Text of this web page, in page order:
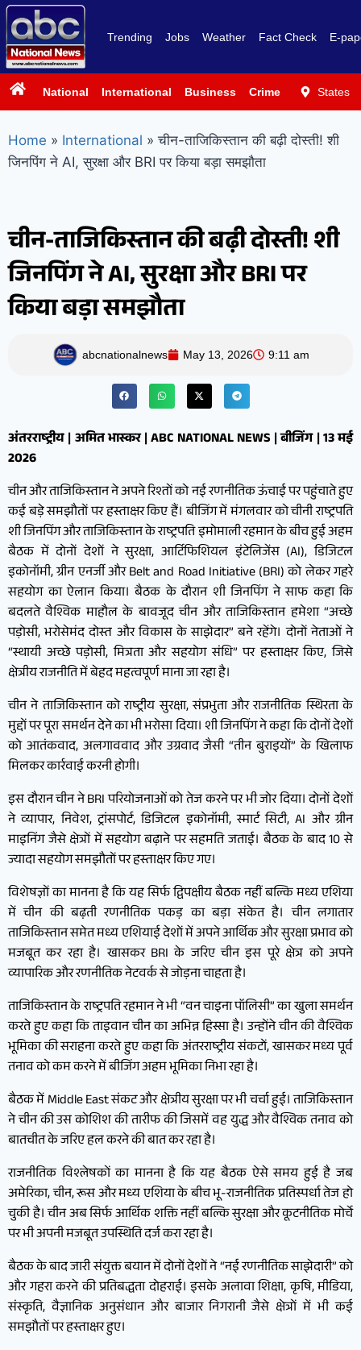
Trending Jobs Weather Fact Check E-
National International Business Crime PoliticsStates
Home » International » चीन-ताजिकिस्तान की बढ़ी दोस्ती! शी
जिनपिंग ने AI, सुरक्षा और BRI पर किया बड़ा समझौता
चीन-ताजिकिस्तान की बढ़ी दोस्ती! शी
जिनपिंग ने AI, सुरक्षा और BRI पर
किया बड़ा समझौता
abcnationalnews May 13, 2026 9:11 am
अंतरराष्ट्रीय | अमित भास्कर | ABC NATIONAL NEWS | बीजिंग | 13 मई
2026
चीन और ताजिकिस्तान ने अपने रिश्तों को नई रणनीतिक ऊंचाई पर पहुंचाते हुए
कई बड़े समझौतों पर हस्ताक्षर किए हैं। बीजिंग में मंगलवार को चीनी राष्ट्रपति
शी जिनपिंग और ताजिकिस्तान के राष्ट्रपति इमोमाली रहमान के बीच हुई अहम
बैठक में दोनों देशों ने सुरक्षा, आर्टिफिशियल इंटेलिजेंस (AI), डिजिटल
इकोनॉमी, ग्रीन एनर्जी और Belt and Road Initiative (BRI) को लेकर गहरे
सहयोग का ऐलान किया। बैठक के दौरान शी जिनपिंग ने साफ कहा कि
बदलते वैश्विक माहौल के बावजूद चीन और ताजिकिस्तान हमेशा “अच्छे
पड़ोसी, भरोसेमंद दोस्त और विकास के साझेदार” बने रहेंगे। दोनों नेताओं ने
“स्थायी अच्छे पड़ोसी, मित्रता और सहयोग संधि” पर हस्ताक्षर किए, जिसे
क्षेत्रीय राजनीति में बेहद महत्वपूर्ण माना जा रहा है।
चीन ने ताजिकिस्तान को राष्ट्रीय सुरक्षा, संप्रभुता और राजनीतिक स्थिरता के
मुद्दों पर पूरा समर्थन देने का भी भरोसा दिया। शी जिनपिंग ने कहा कि दोनों देशों
को आतंकवाद, अलगाववाद और उग्रवाद जैसी “तीन बुराइयों” के खिलाफ
मिलकर कार्रवाई करनी होगी।
इस दौरान चीन ने BRI परियोजनाओं को तेज करने पर भी जोर दिया। दोनों देशों
ने व्यापार, निवेश, ट्रांसपोर्ट, डिजिटल इकोनॉमी, स्मार्ट सिटी, AI और ग्रीन
माइनिंग जैसे क्षेत्रों में सहयोग बढ़ाने पर सहमति जताई। बैठक के बाद 10 से
ज्यादा सहयोग समझौतों पर हस्ताक्षर किए गए।
विशेषज्ञों का मानना है कि यह सिर्फ द्विपक्षीय बैठक नहीं बल्कि मध्य एशिया
में चीन की बढ़ती रणनीतिक पकड़ का बड़ा संकेत है। चीन लगातार
ताजिकिस्तान समेत मध्य एशियाई देशों में अपने आर्थिक और सुरक्षा प्रभाव को
मजबूत कर रहा है। खासकर BRI के जरिए चीन इस पूरे क्षेत्र को अपने
व्यापारिक और रणनीतिक नेटवर्क से जोड़ना चाहता है।
ताजिकिस्तान के राष्ट्रपति रहमान ने भी “वन चाइना पॉलिसी” का खुला समर्थन
करते हुए कहा कि ताइवान चीन का अभिन्न हिस्सा है। उन्होंने चीन की वैश्विक
भूमिका की सराहना करते हुए कहा कि अंतरराष्ट्रीय संकटों, खासकर मध्य पूर्व
तनाव को कम करने में बीजिंग अहम भूमिका निभा रहा है।
बैठक में Middle East संकट और क्षेत्रीय सुरक्षा पर भी चर्चा हुई। ताजिकिस्तान
ने चीन की उस कोशिश की तारीफ की जिसमें वह युद्ध और वैश्विक तनाव को
बातचीत के जरिए हल करने की बात कर रहा है।
राजनीतिक विश्लेषकों का मानना है कि यह बैठक ऐसे समय हुई है जब
अमेरिका, चीन, रूस और मध्य एशिया के बीच भू-राजनीतिक प्रतिस्पर्धा तेज हो
चुकी है। चीन अब सिर्फ आर्थिक शक्ति नहीं बल्कि सुरक्षा और कूटनीतिक मोर्चे
पर भी अपनी मजबूत उपस्थिति दर्ज करा रहा है।
बैठक के बाद जारी संयुक्त बयान में दोनों देशों ने “नई रणनीतिक साझेदारी” को
और गहरा करने की प्रतिबद्धता दोहराई। इसके अलावा शिक्षा, कृषि, मीडिया,
संस्कृति, वैज्ञानिक अनुसंधान और बाजार निगरानी जैसे क्षेत्रों में भी कई
समझौतों पर हस्ताक्षर हुए।